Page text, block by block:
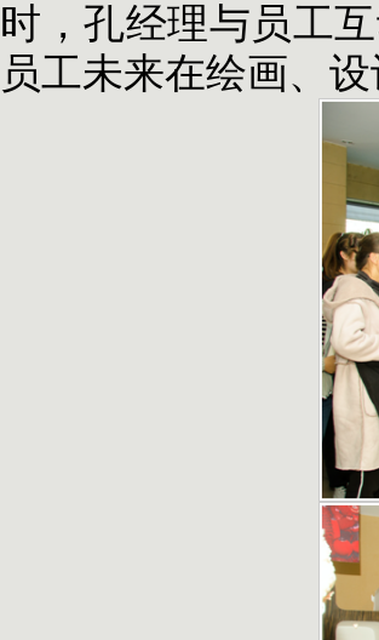
时，孔经理与员工
员工未来在绘画、